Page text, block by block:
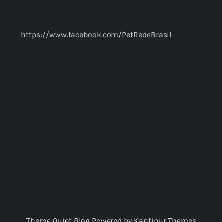
https://www.facebook.com/PetRedeBrasil